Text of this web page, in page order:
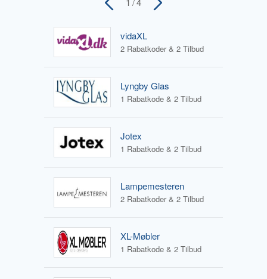
vidaXL
2 Rabatkoder & 2 Tilbud
Lyngby Glas
1 Rabatkode & 2 Tilbud
Jotex
1 Rabatkode & 2 Tilbud
Lampemesteren
2 Rabatkoder & 2 Tilbud
XL-Møbler
1 Rabatkode & 2 Tilbud